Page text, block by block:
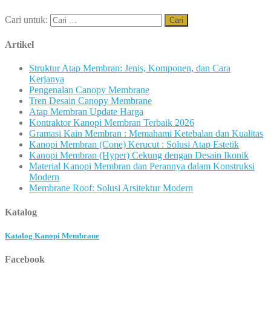
Cari untuk:
Artikel
Struktur Atap Membran: Jenis, Komponen, dan Cara
Kerjanya
Pengenalan Canopy Membrane
Tren Desain Canopy Membrane
Atap Membran Update Harga
Kontraktor Kanopi Membran Terbaik 2026
Gramasi Kain Membran : Memahami Ketebalan dan Kualitas
Kanopi Membran (Cone) Kerucut : Solusi Atap Estetik
Kanopi Membran (Hyper) Cekung dengan Desain Ikonik
Material Kanopi Membran dan Perannya dalam Konstruksi
Modern
Membrane Roof: Solusi Arsitektur Modern
Katalog
Katalog Kanopi Membrane
Facebook